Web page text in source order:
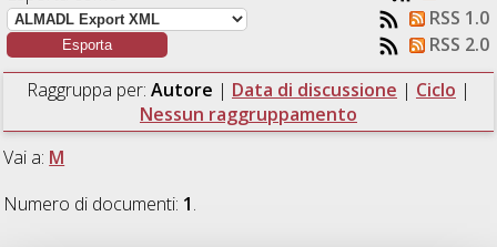
RSS 1.0
RSS 2.0
Raggruppa per: Autore | Data di discussione | Ciclo |
Nessun raggruppamento
Vai a: M
Numero di documenti: 1.